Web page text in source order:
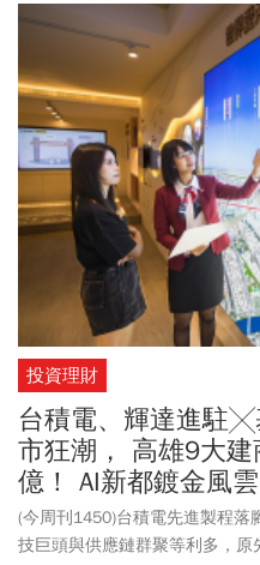
投資理財
台積電、輝達進駐
市狂潮， 高雄9大
億！ AI新都鍍金風雲
(今周刊1450)台積電先進製程
技巨頭與供應鏈群聚等利多，